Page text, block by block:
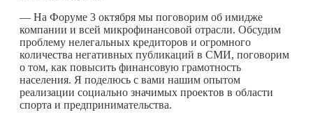
— На Форуме 3 октября мы поговорим об имидже
компании и всей микрофинансовой отрасли. Обсудим
проблему нелегальных кредиторов и огромного
количества негативных публикаций в СМИ, поговорим
о том, как повысить финансовую грамотность
населения. Я поделюсь с вами нашим опытом
реализации социально значимых проектов в области
спорта и предпринимательства.